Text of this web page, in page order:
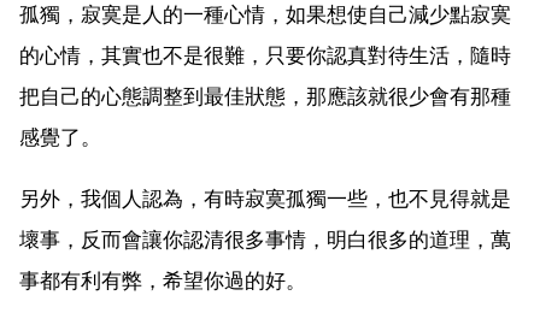
孤獨，寂寞是人的一種心情，如果想使自己減少點寂寞
的心情，其實也不是很難，只要你認真對待生活，隨時
把自己的心態調整到最佳狀態，那應該就很少會有那種
感覺了。
另外，我個人認為，有時寂寞孤獨一些，也不見得就是
壞事，反而會讓你認清很多事情，明白很多的道理，萬
事都有利有弊，希望你過的好。